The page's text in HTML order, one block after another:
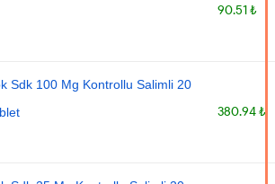
90.51 ₺
Sdk 100 Mg Kontrollu Salimli 20
380.94 ₺